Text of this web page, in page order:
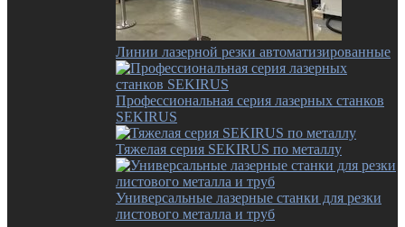
Линии лазерной резки автоматизированные
Профессиональная серия лазерных станков
SEKIRUS
Тяжелая серия SEKIRUS по металлу
Универсальные лазерные станки для резки
листового металла и труб